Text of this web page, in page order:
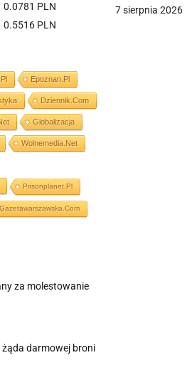
a
7 sierpnia 2026
0.0781 PLN
0.5516 PLN
Epoznan.pl
Dziennik.com
Globalizacja
Wolnemedia.net
Prisonplanet.pl
Gazetawarszawska.com
za molestowanie
darmowej broni